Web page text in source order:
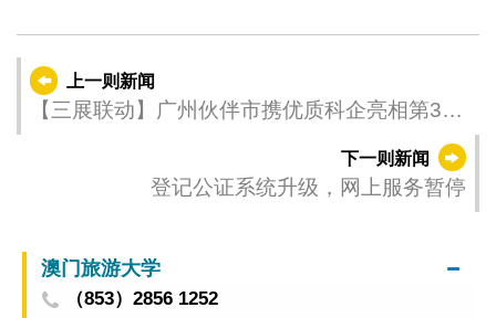
上一则新闻
【三展联动】广州伙伴市携优质科企亮相第30
下一则新闻
登记公证系统升级，网上服务暂停
澳门旅游大学
（853）2856 1252